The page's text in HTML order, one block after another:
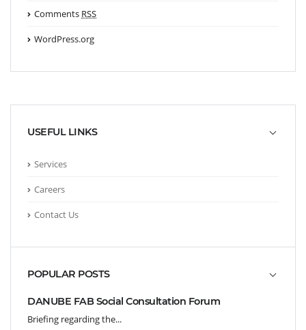
Comments RSS
WordPress.org
USEFUL LINKS
Services
Careers
Contact Us
POPULAR POSTS
DANUBE FAB Social Consultation Forum
Briefing regarding the...